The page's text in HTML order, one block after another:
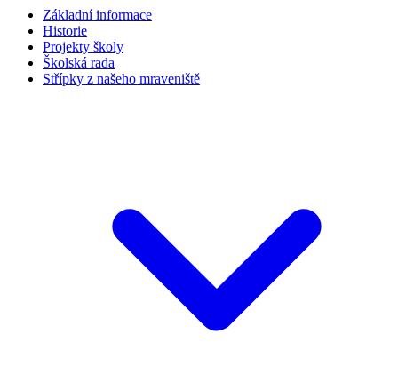
Základní informace
Historie
Projekty školy
Školská rada
Střípky z našeho mraveniště